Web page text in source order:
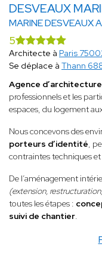
DESVEAUX
MARINE DESVEAUX
5
Architecte à Paris
Se déplace à Thann
Agence
professionnels et les
espaces, du logement
Nous concevons des
porteurs d’identité,
contraintes techniques
De l’aménagement
(extension,
toutes les étapes :
suivi de chantier.